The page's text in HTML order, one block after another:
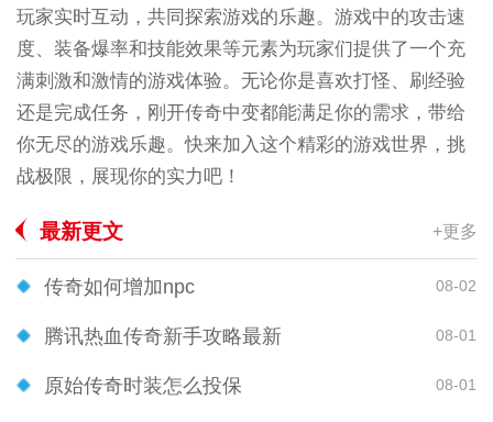
玩家实时互动，共同探索游戏的乐趣。游戏中的攻击速
度、装备爆率和技能效果等元素为玩家们提供了一个充
满刺激和激情的游戏体验。无论你是喜欢打怪、刷经验
还是完成任务，刚开传奇中变都能满足你的需求，带给
你无尽的游戏乐趣。快来加入这个精彩的游戏世界，挑
战极限，展现你的实力吧！
最新更文 +更多
传奇如何增加npc 08-02
腾讯热血传奇新手攻略最新 08-01
原始传奇时装怎么投保 08-01